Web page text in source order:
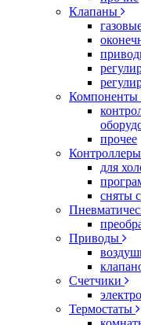
Клапаны
Компоненты
прочее
Контроллеры
для
сняты
Приводы
Счетчики
Термостаты